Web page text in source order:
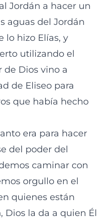
Jordán a hacer un
aguas del Jordán
lo hizo Elías, y
utilizando el
Dios vino a
de Eliseo para
que había hecho
era para hacer
del poder del
caminar con
orgullo en el
quienes están
Dios la da a quien Él